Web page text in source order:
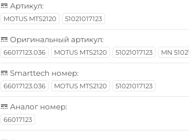
Артикул:
MOTUS MTS2120 51021017123
Оригинальный артикул:
66017123.036 MOTUS MTS2120 51021017123 MN
Smarttech номер:
66017123.036 MOTUS MTS2120 51021017123
Аналог номер:
66017123